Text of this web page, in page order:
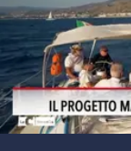
Food
Storie